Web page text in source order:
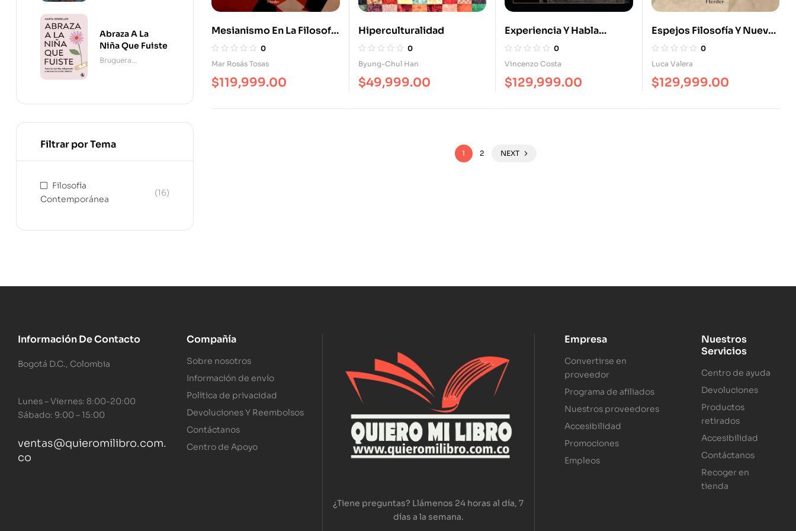
Mesianismo En La Filosofía
Contemporánea De
Benjamín A Derrida
0
Mar Rosás Tosas
$119,999.00
Hiperculturalidad
0
Byung-Chul Han
$49,999.00
Experiencia Y Habla
Interpretación De
Heidegger
0
Vincenzo Costa
$129,999.00
Espejos Filosofía Y Nuevas
Tecnologías
0
Luca Valera
$129,999.00
1 2 NEXT
Abraza A La
Niña Que Fuiste
Bruguera
Filtrar por Tema
Filosofía
Contemporánea
(16)
Información De Contacto
Bogotá D.C., Colombia
Lunes – Viernes: 8:00-20:00
Sábado: 9:00 – 15:00
ventas@quieromilibro.com.
co
Compañía
Sobre nosotros
Información de envío
Política de privacidad
Devoluciones Y Reembolsos
Contáctanos
Centro de Apoyo
¿Tiene preguntas? Llámenos 24 horas al día, 7
días a la semana.
Empresa
Convertirse en
proveedor
Programa de afiliados
Nuestros proveedores
Accesibilidad
Promociones
Empleos
Nuestros
Servicios
Centro de ayuda
Devoluciones
Productos
retirados
Accesibilidad
Contáctanos
Recoger en
tienda